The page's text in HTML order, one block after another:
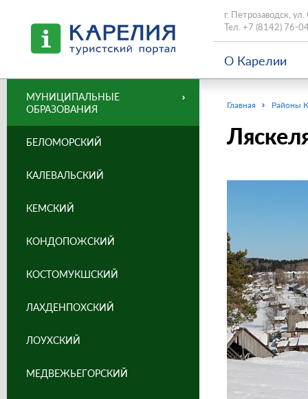
г. Петрозаводск,
Тел. +7 (8142) 76-
О Карелии
Главная Районы
МУНИЦИПАЛЬНЫЕ
ОБРАЗОВАНИЯ
БЕЛОМОРСКИЙ
КАЛЕВАЛЬСКИЙ
КЕМСКИЙ
КОНДОПОЖСКИЙ
КОСТОМУКШСКИЙ
ЛАХДЕНПОХСКИЙ
ЛОУХСКИЙ
МЕДВЕЖЬЕГОРСКИЙ